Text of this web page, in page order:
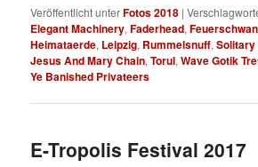
Veröffentlicht unterFotos 2018 |
Elegant Machinery,Faderhead,
Heimataerde, Leipzig, Rummelsnuff,
Jesus And Mary Chain,Torul,Wave Gotik
Ye Banished Privateers
E-Tropolis Festival 2017